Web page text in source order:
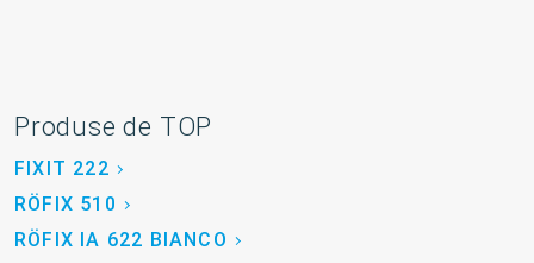
Produse de TOP
FIXIT 222
RÖFIX 510
RÖFIX IA 622 BIANCO